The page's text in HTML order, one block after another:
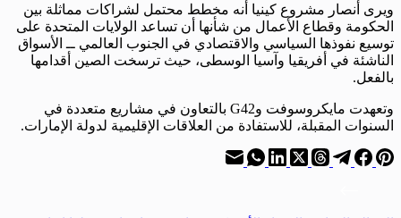
ويرى أنصار مشروع كينيا أنه مخطط محتمل لشراكات مماثلة بين
الحكومة وقطاع الأعمال من شأنها أن تساعد الولايات المتحدة على
توسيع نفوذها السياسي والاقتصادي في الجنوب العالمي ــ الأسواق
الناشئة في أفريقيا وآسيا الوسطى، حيث ترسخت الصين أقدامها
بالفعل.
وتعهدت مايكروسوفت وG42 بالتعاون في مشاريع متعددة في
السنوات المقبلة، للاستفادة من العلاقات الإقليمية لدولة الإمارات.